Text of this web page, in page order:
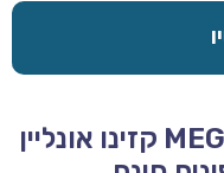
MEGAPARI CASINO – 2026 קזינו אונליין